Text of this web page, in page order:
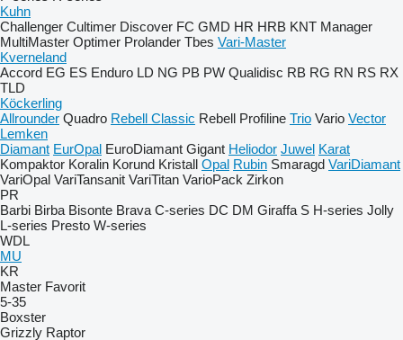
Kuhn
Challenger Cultimer Discover FC GMD HR HRB KNT Manager
MultiMaster Optimer Prolander Tbes Vari-Master
Kverneland
Accord EG ES Enduro LD NG PB PW Qualidisc RB RG RN RS RX
TLD
Köckerling
Allrounder Quadro Rebell Classic Rebell Profiline Trio Vario Vector
Lemken
Diamant EurOpal EuroDiamant Gigant Heliodor Juwel Karat
Kompaktor Koralin Korund Kristall Opal Rubin Smaragd VariDiamant
VariOpal VariTansanit VariTitan VarioPack Zirkon
PR
Barbi Birba Bisonte Brava C-series DC DM Giraffa S H-series Jolly
L-series Presto W-series
WDL
MU
KR
Master Favorit
5-35
Boxster
Grizzly Raptor